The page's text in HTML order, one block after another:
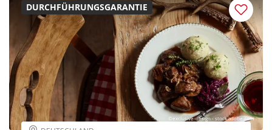
DURCHFÜHRUNGSGARANTIE
©exclusive-design - stock.adobe.com